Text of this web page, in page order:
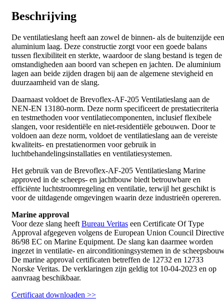
Beschrijving
De ventilatieslang heeft aan zowel de binnen- als de buitenzijde een
aluminium laag. Deze constructie zorgt voor een goede balans
tussen flexibiliteit en sterkte, waardoor de slang bestand is tegen de
omstandigheden aan boord van schepen en jachten. De aluminium
lagen aan beide zijden dragen bij aan de algemene stevigheid en
duurzaamheid van de slang.
Daarnaast voldoet de Brevoflex-AF-205 Ventilatieslang aan de
NEN-EN 13180-norm. Deze norm specificeert de prestatiecriteria
en testmethoden voor ventilatiecomponenten, inclusief flexibele
slangen, voor residentiële en niet-residentiële gebouwen. Door te
voldoen aan deze norm, voldoet de ventilatieslang aan de vereiste
kwaliteits- en prestatienormen voor gebruik in
luchtbehandelingsinstallaties en ventilatiesystemen.
Het gebruik van de Brevoflex-AF-205 Ventilatieslang Marine
approved in de scheeps- en jachtbouw biedt betrouwbare en
efficiënte luchtstroomregeling en ventilatie, terwijl het geschikt is
voor de uitdagende omgevingen waarin deze industrieën opereren.
Marine approval
Voor deze slang heeft Bureau Veritas een Certificate Of Type
Approval afgegeven volgens de European Union Council Directive
86/98 EC on Marine Equipment. De slang kan daarmee worden
ingezet in ventilatie- en airconditioningsystemen in de
De marine approval certificaten betreffen de 12732 en 12733
Norske Veritas. De verklaringen zijn geldig tot 10-04-2023 en op
aanvraag beschikbaar.
Certificaat downloaden >>